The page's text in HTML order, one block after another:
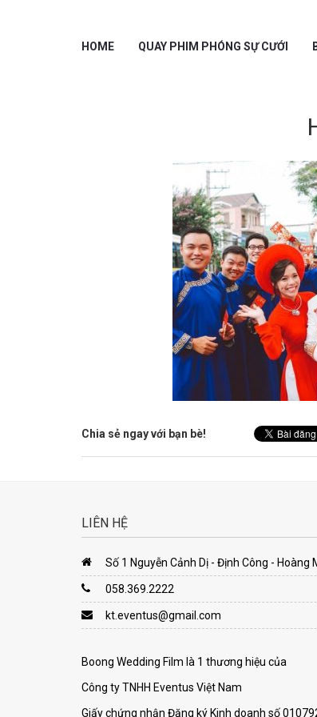
HOME QUAY PHIM PHÓNG SỰ CƯỚI
Chia sẻ ngay với bạn bè!
LIÊN HỆ
Số 1 Nguyễn Cảnh Dị - Định Công - Hoàng
058.369.2222
kt.eventus@gmail.com
Boong Wedding Film là 1 thương hiệu của
Công ty TNHH Eventus Việt Nam
Giấy chứng nhận Đăng ký Kinh doanh số